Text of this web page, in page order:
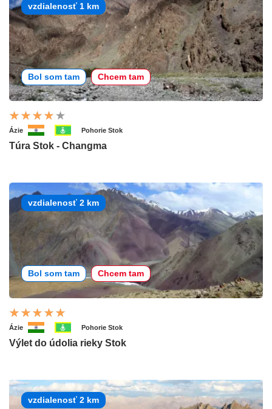
vzdialenosť 1 km
Bol som tam Chcem tam
Ázie Pohorie Stok
Túra Stok - Changma
vzdialenosť 2 km
Bol som tam Chcem tam
Ázie Pohorie Stok
Výlet do údolia rieky Stok
vzdialenosť 2 km